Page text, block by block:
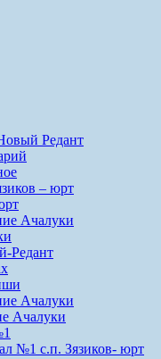
Редант
– юрт
Ачалуки
Редант
Ачалуки
Ачалуки
№1 с.п. Зязиков- юрт